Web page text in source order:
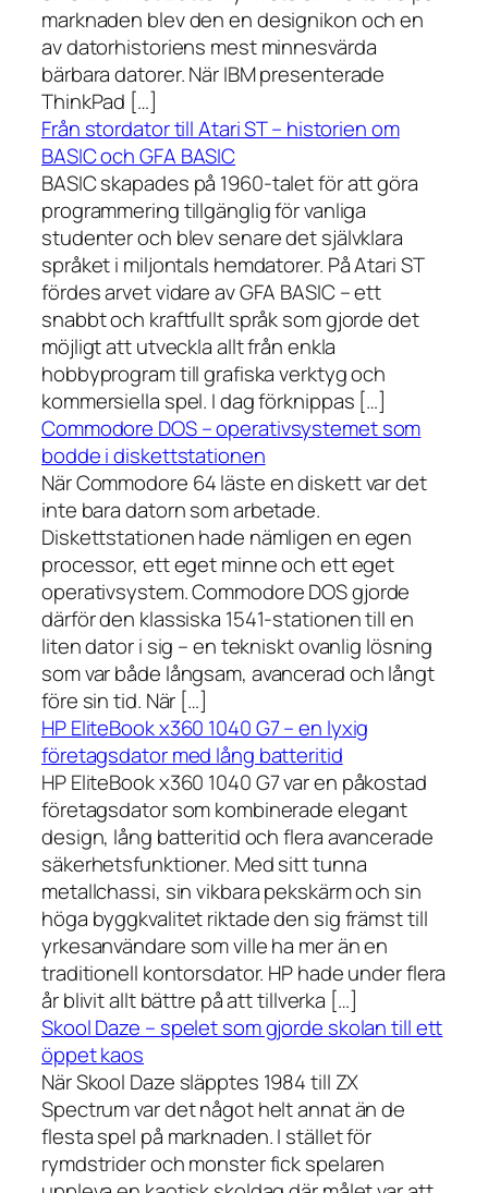
marknaden blev den en designikon och en
av datorhistoriens mest minnesvärda
bärbara datorer. När IBM presenterade
ThinkPad […]
Från stordator till Atari ST – historien om
BASIC och GFA BASIC
BASIC skapades på 1960-talet för att göra
programmering tillgänglig för vanliga
studenter och blev senare det självklara
språket i miljontals hemdatorer. På Atari ST
fördes arvet vidare av GFA BASIC – ett
snabbt och kraftfullt språk som gjorde det
möjligt att utveckla allt från enkla
hobbyprogram till grafiska verktyg och
kommersiella spel. I dag förknippas […]
Commodore DOS – operativsystemet som
bodde i diskettstationen
När Commodore 64 läste en diskett var det
inte bara datorn som arbetade.
Diskettstationen hade nämligen en egen
processor, ett eget minne och ett eget
operativsystem. Commodore DOS gjorde
därför den klassiska 1541-stationen till en
liten dator i sig – en tekniskt ovanlig lösning
som var både långsam, avancerad och långt
före sin tid. När […]
HP EliteBook x360 1040 G7 – en lyxig
företagsdator med lång batteritid
HP EliteBook x360 1040 G7 var en påkostad
företagsdator som kombinerade elegant
design, lång batteritid och flera avancerade
säkerhetsfunktioner. Med sitt tunna
metallchassi, sin vikbara pekskärm och sin
höga byggkvalitet riktade den sig främst till
yrkesanvändare som ville ha mer än en
traditionell kontorsdator. HP hade under flera
år blivit allt bättre på att tillverka […]
Skool Daze – spelet som gjorde skolan till ett
öppet kaos
När Skool Daze släpptes 1984 till ZX
Spectrum var det något helt annat än de
flesta spel på marknaden. I stället för
rymdstrider och monster fick spelaren